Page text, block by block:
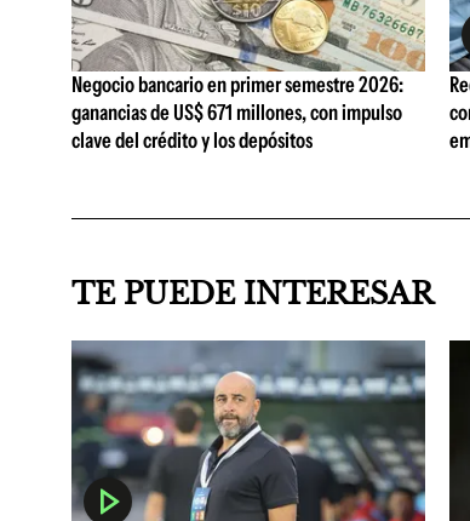
Negocio bancario en primer semestre 2026:
ganancias de US$ 671 millones, con impulso
clave del crédito y los depósitos
TE PUEDE INTERESAR